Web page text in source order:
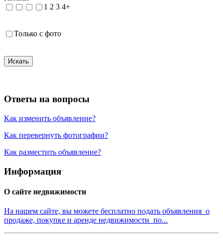
1 2 3 4+
Только с фото
Искать
Ответы на вопросы
Как изменить объявление?
Как перевернуть фотографии?
Как разместить объявление?
Информация
О сайте недвижимости
На нашем сайте, вы можете бесплатно подать объявления о
продаже, покупке и аренде недвижимости по...